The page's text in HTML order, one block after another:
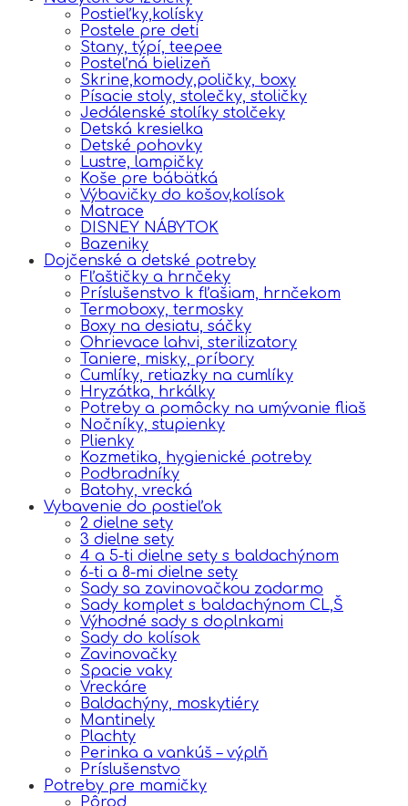
Postieľky,kolísky
Postele pre deti
Stany, týpí, teepee
Posteľná bielizeň
Skrine,komody,poličky, boxy
Písacie stoly, stolečky, stoličky
Jedálenské stolíky stolčeky
Detská kresielka
Detské pohovky
Lustre, lampičky
Koše pre bábätká
Výbavičky do košov,kolísok
Matrace
DISNEY NÁBYTOK
Bazeniky
Dojčenské a detské potreby
Fľaštičky a hrnčeky
Príslušenstvo k fľašiam, hrnčekom
Termoboxy, termosky
Boxy na desiatu, sáčky
Ohrievace lahvi, sterilizatory
Taniere, misky, príbory
Cumlíky, retiazky na cumlíky
Hryzátka, hrkálky
Potreby a pomôcky na umývanie fliaš
Nočníky, stupienky
Plienky
Kozmetika, hygienické potreby
Podbradníky
Batohy, vrecká
Vybavenie do postieľok
2 dielne sety
3 dielne sety
4 a 5-ti dielne sety s baldachýnom
6-ti a 8-mi dielne sety
Sady sa zavinovačkou zadarmo
Sady komplet s baldachýnom CL,Š
Výhodné sady s doplnkami
Sady do kolísok
Zavinovačky
Spacie vaky
Vreckáre
Baldachýny, moskytiéry
Mantinely
Plachty
Perinka a vankúš – výplň
Príslušenstvo
Potreby pre mamičky
Pôrod